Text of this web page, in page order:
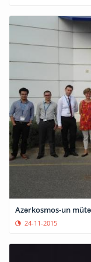
Azərkosmos-un
24-11-2015